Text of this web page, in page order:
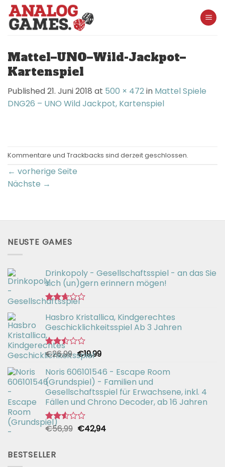
Skip
content
Mattel–UNO–Wild-Jackpot–
Kartenspiel
Published21. Juni 2018 at 500 × 472in Mattel Spiele
DNG26 – UNO Wild Jackpot, Kartenspiel
Kommentare und Trackbacks sind derzeit geschlossen.
← vorherige Seite
Nächste →
NEUSTE GAMES
Drinkopoly - Gesellschaftsspiel - an das Sie
sich (un)gern erinnern mögen!
Bewertet
mit
2.67
von 5
Hasbro Kristallica, Kindgerechtes
Geschicklichkeitsspiel Ab 3 Jahren
Bewertet
mit
2.49
von 5
€26,99 Ursprünglicher
Preis
war:
€26,99
€19,99Aktueller
ist:
€19,99.
Noris 606101546 - Escape Room
(Grundspiel) - Familien und
Gesellschaftsspiel für Erwachsene, inkl. 4
Fällen und Chrono Decoder, ab 16 Jahren
Bewertet
von 5
€56,99 Ursprünglicher
€42,94Aktueller
BESTSELLER